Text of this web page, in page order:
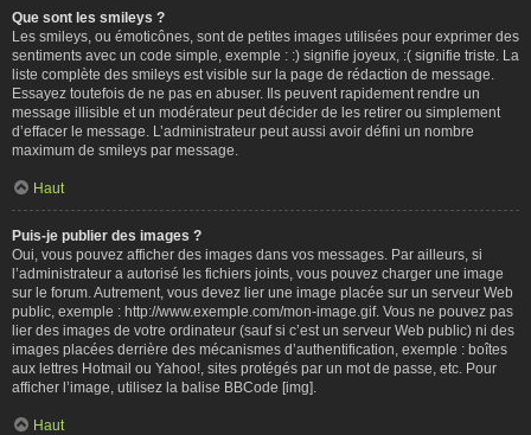
Que sont les smileys ?
Les smileys, ou émoticônes, sont de petites images utilisées pour exprimer des
sentiments avec un code simple, exemple : :) signifie joyeux, :( signifie triste. La
liste complète des smileys est visible sur la page de rédaction de message.
Essayez toutefois de ne pas en abuser. Ils peuvent rapidement rendre un
message illisible et un modérateur peut décider de les retirer ou simplement
d’effacer le message. L’administrateur peut aussi avoir défini un nombre
maximum de smileys par message.
Haut
Puis-je publier des images ?
Oui, vous pouvez afficher des images dans vos messages. Par ailleurs, si
l’administrateur a autorisé les fichiers joints, vous pouvez charger une image
sur le forum. Autrement, vous devez lier une image placée sur un serveur Web
public, exemple : http://www.exemple.com/mon-image.gif. Vous ne pouvez pas
lier des images de votre ordinateur (sauf si c’est un serveur Web public) ni des
images placées derrière des mécanismes d’authentification, exemple : boîtes
aux lettres Hotmail ou Yahoo!, sites protégés par un mot de passe, etc. Pour
afficher l’image, utilisez la balise BBCode [img].
Haut